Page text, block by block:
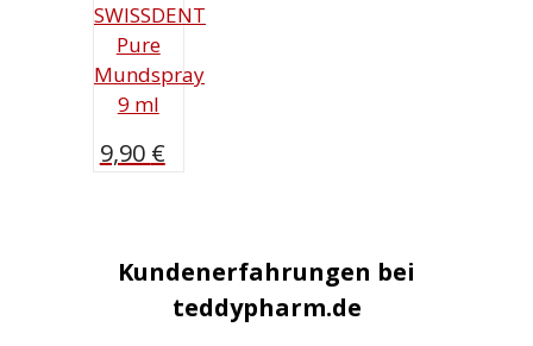
SWISSDENT
Pure
Mundspray
9 ml
9,90 €
Kundenerfahrungen bei
teddypharm.de